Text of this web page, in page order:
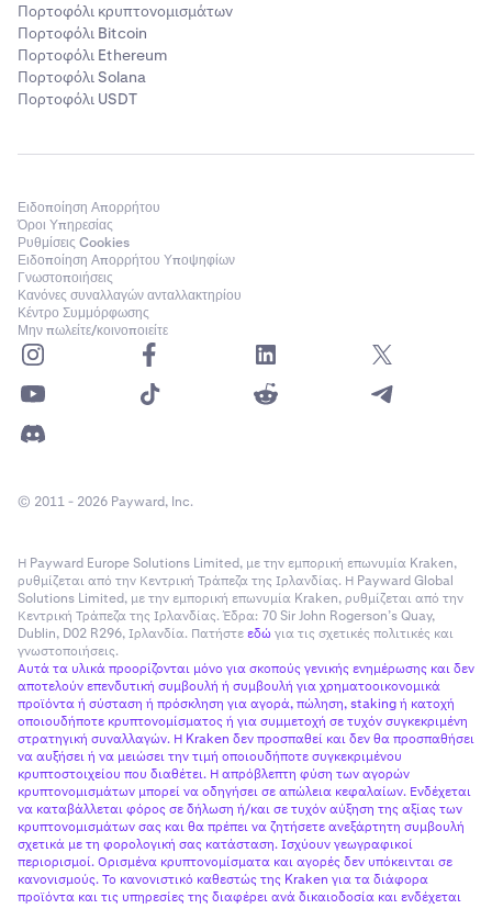
Πορτοφόλι κρυπτονομισμάτων
Πορτοφόλι Bitcoin
Πορτοφόλι Ethereum
Πορτοφόλι Solana
Πορτοφόλι USDT
Ειδοποίηση Απορρήτου
Όροι Υπηρεσίας
Ρυθμίσεις Cookies
Ειδοποίηση Απορρήτου Υποψηφίων
Γνωστοποιήσεις
Κανόνες συναλλαγών ανταλλακτηρίου
Κέντρο Συμμόρφωσης
Μην πωλείτε/κοινοποιείτε
© 2011 - 2026 Payward, Inc.
Η Payward Europe Solutions Limited, με την εμπορική επωνυμία Kraken,
ρυθμίζεται από την Κεντρική Τράπεζα της Ιρλανδίας. Η Payward Global
Solutions Limited, με την εμπορική επωνυμία Kraken, ρυθμίζεται από την
Κεντρική Τράπεζα της Ιρλανδίας. Έδρα: 70 Sir John Rogerson’s Quay,
Dublin, D02 R296, Ιρλανδία. Πατήστεεδώγια τις σχετικές πολιτικές και
γνωστοποιήσεις.
Αυτά τα υλικά προορίζονται μόνο για σκοπούς γενικής ενημέρωσης και δεν
αποτελούν επενδυτική συμβουλή ή συμβουλή για χρηματοοικονομικά
προϊόντα ή σύσταση ή πρόσκληση για αγορά, πώληση, staking ή κατοχή
οποιουδήποτε κρυπτονομίσματος ή για συμμετοχή σε τυχόν συγκεκριμένη
στρατηγική συναλλαγών. Η Kraken δεν προσπαθεί και δεν θα προσπαθήσει
να αυξήσει ή να μειώσει την τιμή οποιουδήποτε συγκεκριμένου
κρυπτοστοιχείου που διαθέτει. Η απρόβλεπτη φύση των αγορών
κρυπτονομισμάτων μπορεί να οδηγήσει σε απώλεια κεφαλαίων. Ενδέχεται
να καταβάλλεται φόρος σε δήλωση ή/και σε τυχόν αύξηση της αξίας των
κρυπτονομισμάτων σας και θα πρέπει να ζητήσετε ανεξάρτητη συμβουλή
σχετικά με τη φορολογική σας κατάσταση. Ισχύουν γεωγραφικοί
περιορισμοί. Ορισμένα κρυπτονομίσματα και αγορές δεν υπόκεινται σε
κανονισμούς. Το κανονιστικό καθεστώς της Kraken για τα διάφορα
προϊόντα και τις υπηρεσίες της διαφέρει ανά δικαιοδοσία και ενδέχεται